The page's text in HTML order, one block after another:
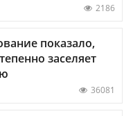
2186
показало,
заселяет
36081